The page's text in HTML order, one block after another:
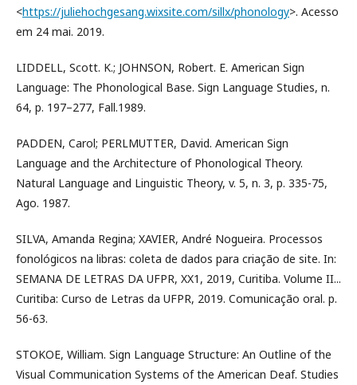
<https://juliehochgesang.wixsite.com/sillx/phonology>. Acesso
em 24 mai. 2019.
LIDDELL, Scott. K.; JOHNSON, Robert. E. American Sign
Language: The Phonological Base. Sign Language Studies, n.
64, p. 197–277, Fall.1989.
PADDEN, Carol; PERLMUTTER, David. American Sign
Language and the Architecture of Phonological Theory.
Natural Language and Linguistic Theory, v. 5, n. 3, p. 335-75,
Ago. 1987.
SILVA, Amanda Regina; XAVIER, André Nogueira. Processos
fonológicos na libras: coleta de dados para criação de site. In:
SEMANA DE LETRAS DA UFPR, XX1, 2019, Curitiba. Volume II...
Curitiba: Curso de Letras da UFPR, 2019. Comunicação oral. p.
56-63.
STOKOE, William. Sign Language Structure: An Outline of the
Visual Communication Systems of the American Deaf. Studies